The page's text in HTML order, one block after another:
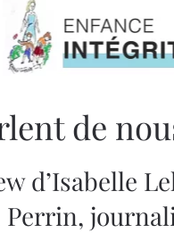
contenu principal
de
d’Isabelle
Perrin,